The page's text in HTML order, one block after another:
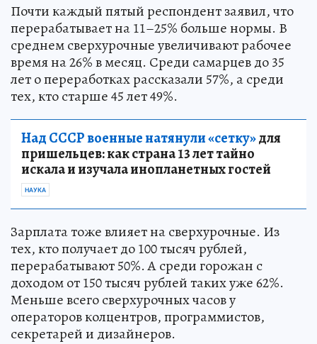
Почти каждый пятый респондент заявил, что
перерабатывает на 11–25% больше нормы. В
среднем сверхурочные увеличивают рабочее
время на 26% в месяц. Среди самарцев до 35
лет о переработках рассказали 57%, а среди
тех, кто старше 45 лет 49%.
Над СССР военные натянули «сетку»для
пришельцев: как страна 13 лет тайно
искала и изучала инопланетных гостей
НАУКА
Зарплата тоже влияет на сверхурочные. Из
тех, кто получает до 100 тысяч рублей,
перерабатывают 50%. А среди горожан с
доходом от 150 тысяч рублей таких уже 62%.
Меньше всего сверхурочных часов у
операторов колцентров, программистов,
секретарей и дизайнеров.